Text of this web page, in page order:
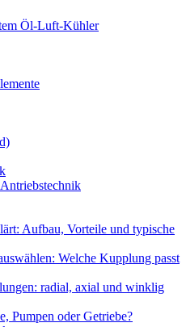
Öl-Luft-Kühler
Aufbau, Vorteile und typische
Welche Kupplung passt
radial, axial und winklig
Pumpen oder Getriebe?